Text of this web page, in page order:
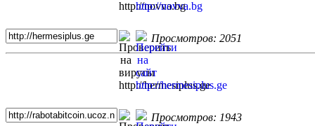
Просмотров: 2051
Просмотров: 1943